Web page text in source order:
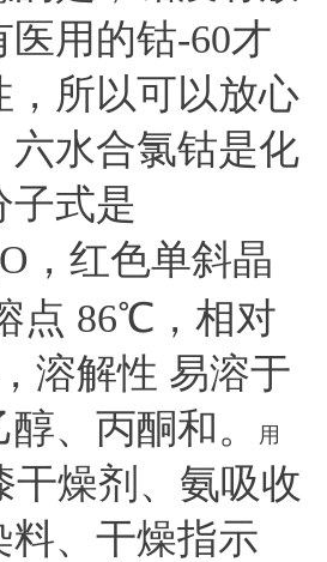
用的钴-60才
，所以可以放心
六水合氯钴是化
子式是
O，红色单斜晶
点 86℃，相对
溶解性 易溶于
、丙酮和。
用
干燥剂、氨吸收
料、干燥指示